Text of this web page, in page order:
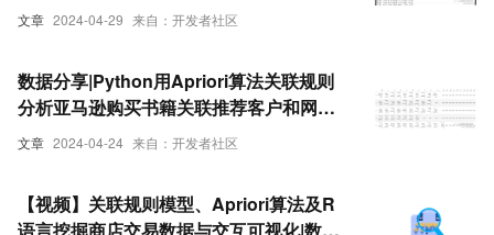
文章 2024-04-29 来自：开发者社区
文章 2024-04-24 来自：开发者社区
数据分享|Python用Apriori算法关联规则
分析亚马逊购买书籍关联推荐客户和网络
图可视化
【视频】关联规则模型、Apriori算法及R